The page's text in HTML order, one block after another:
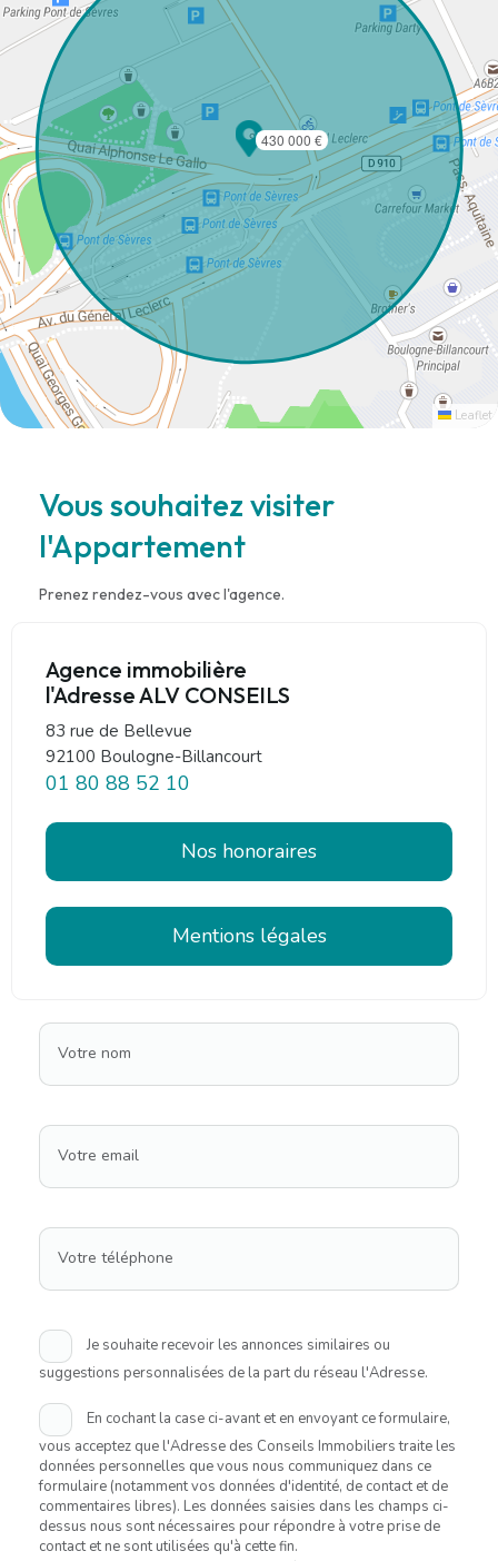
430 000 €
Leaflet
Vous souhaitez visiter
l'Appartement
Prenez rendez-vous avec l'agence.
Agence immobilière
l'Adresse ALV CONSEILS
83 rue de Bellevue
92100 Boulogne-Billancourt
01 80 88 52 10
Nos honoraires
Mentions légales
Votre nom
Votre email
Votre téléphone
Je souhaite recevoir les annonces similaires ou
suggestions personnalisées de la part du réseau l'Adresse.
En cochant la case ci-avant et en envoyant ce formulaire,
vous acceptez que l'Adresse des Conseils Immobiliers traite les
données personnelles que vous nous communiquez dans ce
formulaire (notamment vos données d'identité, de contact et de
commentaires libres). Les données saisies dans les champs ci-
dessus nous sont nécessaires pour répondre à votre prise de
contact et ne sont utilisées qu'à cette fin.